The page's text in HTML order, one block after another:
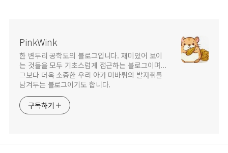
PinkWink
한 변두리 공학도의 블로그입니다. 재미있어 보이
는 것들을 모두 기초스럽게 접근하는 블로그이며...
그보다 더욱 소중한 우리 아가 미바뤼의 발자취를
남겨두는 블로그이기도 합니다.
구독하기